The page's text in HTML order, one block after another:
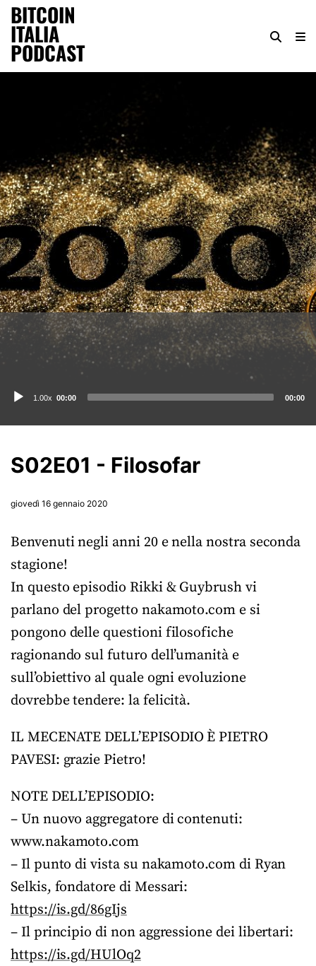
BITCOIN
ITALIA
PODCAST
Audio
1.00x 00:00 00:00
S02E01 - Filosofar
giovedì 16 gennaio 2020
Benvenuti negli anni 20 e nella nostra seconda
stagione!
In questo episodio Rikki & Guybrush vi
parlano del progetto nakamoto.com e si
pongono delle questioni filosofiche
ragionando sul futuro dell’umanità e
sull’obiettivo al quale ogni evoluzione
dovrebbe tendere: la felicità.
IL MECENATE DELL’EPISODIO È PIETRO
PAVESI: grazie Pietro!
NOTE DELL’EPISODIO:
– Un nuovo aggregatore di contenuti:
www.nakamoto.com
– Il punto di vista su nakamoto.com di Ryan
Selkis, fondatore di Messari:
https://is.gd/86gIjs
– Il principio di non aggressione dei libertari:
https://is.gd/HUlOq2